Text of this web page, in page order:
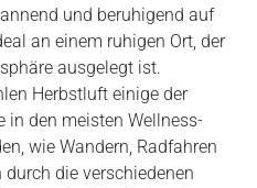
und beruhigend auf
an einem ruhigen Ort, der
ausgelegt ist.
Herbstluft einige der
in den meisten Wellness-
wie Wandern, Radfahren
die verschiedenen